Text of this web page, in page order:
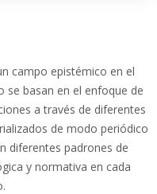
campo epistémico en el
se basan en el enfoque de
a través de diferentes
de modo periódico
diferentes padrones de
y normativa en cada